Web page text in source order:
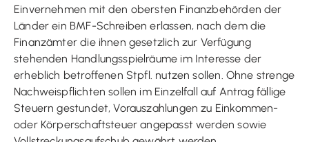
Einvernehmen mit den obersten Finanzbehörden der
Länder ein BMF-Schreiben erlassen, nach dem die
Finanzämter die ihnen gesetzlich zur Verfügung
stehenden Handlungsspielräume im Interesse der
erheblich betroffenen Stpfl. nutzen sollen. Ohne strenge
Nachweispflichten sollen im Einzelfall auf Antrag fällige
Steuern gestundet, Vorauszahlungen zu Einkommen-
oder Körperschaftsteuer angepasst werden sowie